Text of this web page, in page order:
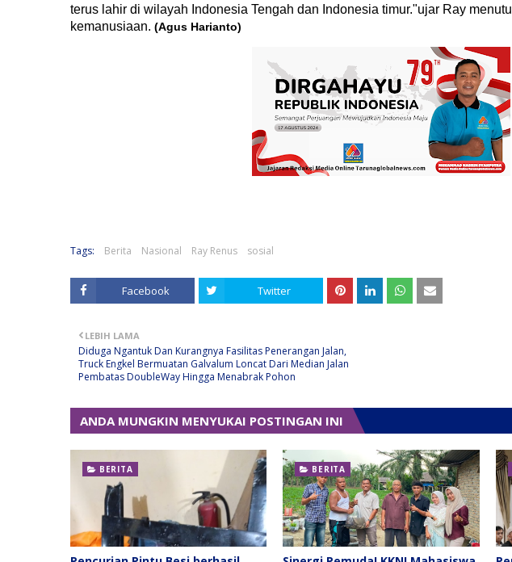
terus lahir di wilayah Indonesia Tengah dan Indonesia timur."ujar Ray
kemanusiaan. (Agus Harianto)
Tags: Berita Nasional Ray Renus sosial
Facebook Twitter
LEBIH LAMA
Diduga Ngantuk Dan Kurangnya Fasilitas Penerangan Jalan,
Truck Engkel Bermuatan Galvalum Loncat Dari Median Jalan
Pembatas DoubleWay Hingga Menabrak Pohon
ANDA MUNGKIN MENYUKAI POSTINGAN INI
BERITA BERITA